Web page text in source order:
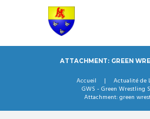
ATTACHMENT: GREEN
Accueil
Actualité de
GWS - Green Wrestling
Attachment: green